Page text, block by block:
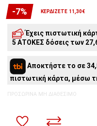
-7% ΚΕΡΔΊΖΕΤΕ 11,30€
Έχεις πιστωτική
5 ΑΤΟΚΕΣ δόσεις των
4άτοκες δόσεις:
3άτοκες δόσεις:
2 άτοκες δόσεις:
Αποκτήστε το σε
πιστωτική κάρτα, μέσω
ΠΡΟΣΩΡΙΝΆ ΜΗ ΔΙΑΘΈΣΙΜΟ